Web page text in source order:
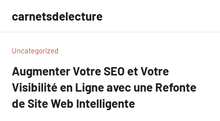
contenu
carnetsdelecture
Uncategorized
Augmenter Votre SEO et Votre
Visibilité en Ligne avec une Refonte
de Site Web Intelligente